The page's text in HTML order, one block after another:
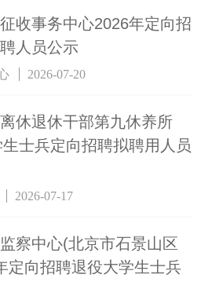
收事务中心2026年定向招
人员公示
2026-07-20
休退休干部第九休养所
士兵定向招聘拟聘用人员
2026-07-17
察中心(北京市石景山区
定向招聘退役大学生士兵